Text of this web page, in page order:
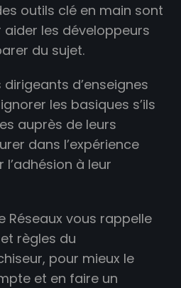
outils clé en main sont
les développeurs
du sujet.
dirigeants d’enseignes
les basiques s’ils
auprès de leurs
dans l’expérience
à leur
Réseaux vous rappelle
règles du
pour mieux le
et en faire un